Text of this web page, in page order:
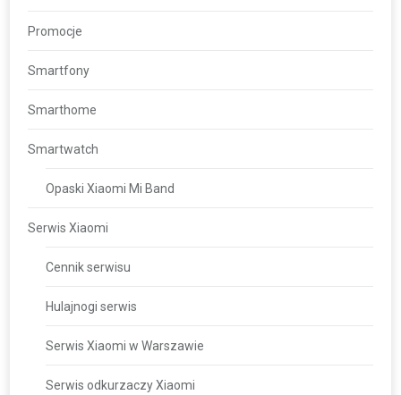
Promocje
Smartfony
Smarthome
Smartwatch
Opaski Xiaomi Mi Band
Serwis Xiaomi
Cennik serwisu
Hulajnogi serwis
Serwis Xiaomi w Warszawie
Serwis odkurzaczy Xiaomi